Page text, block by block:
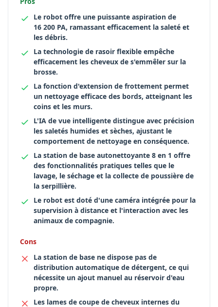
Le robot offre une puissante aspiration de
16 200 PA, ramassant efficacement la saleté et
les débris.
La technologie de rasoir flexible empêche
efficacement les cheveux de s'emmêler sur la
brosse.
La fonction d'extension de frottement permet
un nettoyage efficace des bords, atteignant les
coins et les murs.
L'IA de vue intelligente distingue avec précision
les saletés humides et sèches, ajustant le
comportement de nettoyage en conséquence.
La station de base autonettoyante 8 en 1 offre
des fonctionnalités pratiques telles que le
lavage, le séchage et la collecte de poussière de
la serpillière.
Le robot est doté d'une caméra intégrée pour la
supervision à distance et l'interaction avec les
animaux de compagnie.
Cons
La station de base ne dispose pas de
distribution automatique de détergent, ce qui
nécessite un ajout manuel au réservoir d'eau
propre.
Les lames de coupe de cheveux internes du